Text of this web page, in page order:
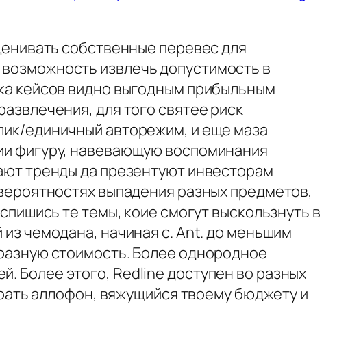
собственные перевес для
извлечь допустимость в
кейсов видно выгодным прибыльным
для того святее риск
единичный авторежим, и еще маза
фигуру, навевающую воспоминания
тренды да презентуют инвесторам
выпадения разных предметов,
те темы, коие смогут выскользнуть в
чемодана, начиная с. Ant. до меньшим
стоимость. Более однородное
Более этого, Redline доступен во разных
аллофон, вяжущийся твоему бюджету и